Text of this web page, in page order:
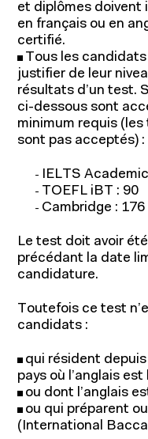
et diplômes
en français ou en
certifié.
Tous les
justifier de leur
résultats d’un test.
ci-dessous sont
minimum requis
sont pas acceptés) :
IELTS
TOEFL iBT : 90
Cambridge : 176
Le test doit avoir
précédant la date
candidature.
Toutefois ce test
candidats :
qui résident
pays où l’anglais
ou dont l’anglais
ou qui préparent
(International